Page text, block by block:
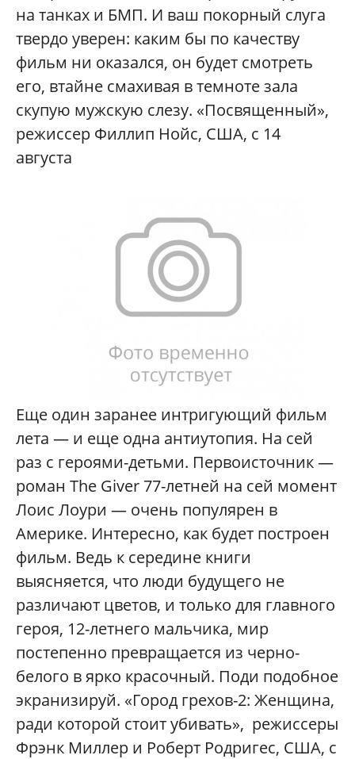
на танках и БМП. И ваш покорный слуга
твердо уверен: каким бы по качеству
фильм ни оказался, он будет смотреть
его, втайне смахивая в темноте зала
скупую мужскую слезу. «Посвященный»,
режиссер Филлип Нойс, США, с 14
августа
Еще один заранее интригующий фильм
лета — и еще одна антиутопия. На сей
раз с героями-детьми. Первоисточник —
роман The Giver 77-летней на сей момент
Лоис Лоури — очень популярен в
Америке. Интересно, как будет построен
фильм. Ведь к середине книги
выясняется, что люди будущего не
различают цветов, и только для главного
героя, 12-летнего мальчика, мир
постепенно превращается из черно-
белого в ярко красочный. Поди подобное
экранизируй. «Город грехов-2: Женщина,
ради которой стоит убивать», режиссеры
Фрэнк Миллер и Роберт Родригес, США, с